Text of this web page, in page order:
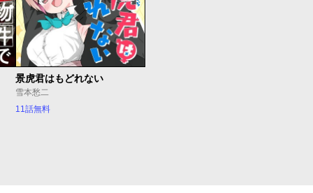
景虎君はもどれない
雪本愁二
11話無料